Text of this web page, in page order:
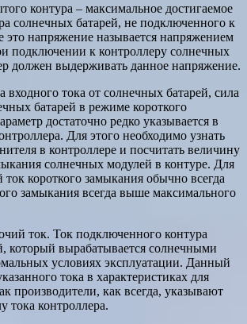
контура – максимальное достигаемое
солнечных батарей, не подключенного к
это напряжение называется напряжением
подключении к контроллеру солнечных
должен выдерживать данное напряжение.
входного тока от солнечных батарей, сила
батарей в режиме короткого
достаточно редко указывается в
Для этого необходимо узнать
в контроллере и посчитать величину
солнечных модулей в контуре. Для
ток короткого замыкания обычно всегда
замыкания всегда выше максимального
ток. Ток подключенного контура
который вырабатывается солнечными
условиях эксплуатации. Данный
тока в характеристиках для
производители, как всегда, указывают
тока контроллера.